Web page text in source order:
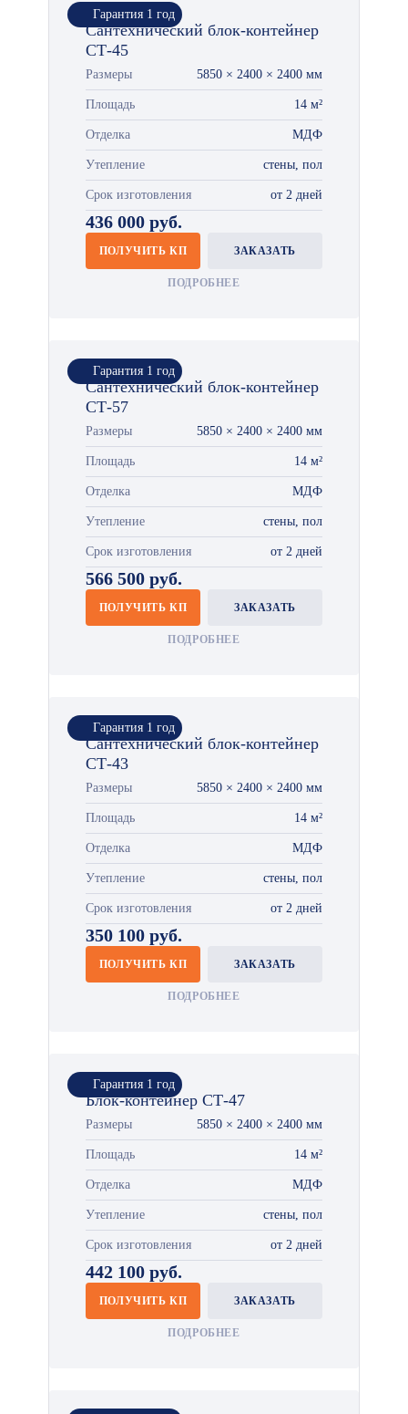
Гарантия 1 год
Сантехнический блок-контейнер
СТ-45
Размеры 5850 × 2400 × 2400 мм
Площадь 14 м²
Отделка МДФ
Утепление стены, пол
Срок изготовления от 2 дней
436 000 руб.
ПОЛУЧИТЬ КП ЗАКАЗАТЬ
ПОДРОБНЕЕ
Гарантия 1 год
Сантехнический блок-контейнер
СТ-57
Размеры 5850 × 2400 × 2400 мм
Площадь 14 м²
Отделка МДФ
Утепление стены, пол
Срок изготовления от 2 дней
566 500 руб.
ПОЛУЧИТЬ КП ЗАКАЗАТЬ
ПОДРОБНЕЕ
Гарантия 1 год
Сантехнический блок-контейнер
СТ-43
Размеры 5850 × 2400 × 2400 мм
Площадь 14 м²
Отделка МДФ
Утепление стены, пол
Срок изготовления от 2 дней
350 100 руб.
ПОЛУЧИТЬ КП ЗАКАЗАТЬ
ПОДРОБНЕЕ
Гарантия 1 год
Блок-контейнер СТ-47
Размеры 5850 × 2400 × 2400 мм
Площадь 14 м²
Отделка МДФ
Утепление стены, пол
Срок изготовления от 2 дней
442 100 руб.
ПОЛУЧИТЬ КП ЗАКАЗАТЬ
ПОДРОБНЕЕ